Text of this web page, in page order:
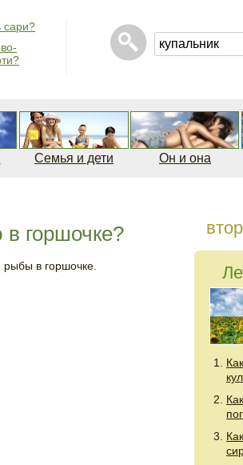
сари?
Семья и дети Он и она
в горшочке?
рыбы в горшочке.